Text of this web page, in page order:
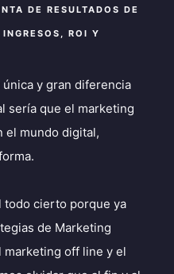
DE RESULTADOS DE
ROI Y
y gran diferencia
sería que el marketing
el mundo digital,
todo cierto porque ya
de Marketing
off line y el